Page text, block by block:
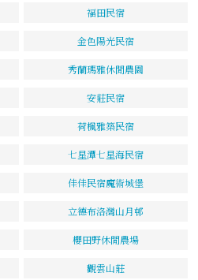
福田民宿
金色陽光民宿
秀蘭瑪雅休閒農園
安莊民宿
荷楓雅築民宿
七星潭七星海民宿
佳佳民宿魔術城堡
立德布洛灣山月邨
櫻田野休閒農場
觀雲山莊